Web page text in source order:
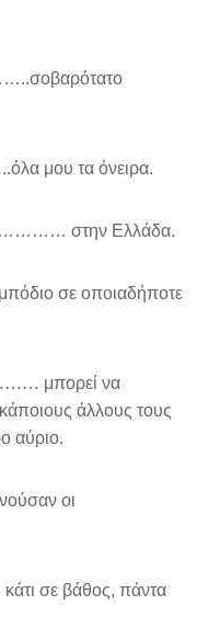
μου τα όνειρα.
στην Ελλάδα.
σε οποιαδήποτε
μπορεί να
άλλους τους
αύριο.
οι
βάθος, πάντα